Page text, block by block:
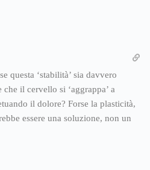
questa ‘stabilità’ sia davvero
il cervello si ‘aggrappa’ a
il dolore? Forse la plasticità,
essere una soluzione, non un